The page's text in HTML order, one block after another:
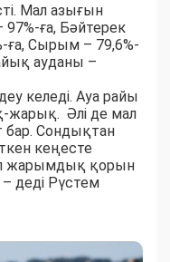
Мал азығын
ға, Бәйтерек
ға, Сырым – 79,6%-
ауданы –
келеді. Ауа райы
жарық. Әлі де мал
бар. Сондықтан
кеңесте
жарымдық қорын
деді Рүстем